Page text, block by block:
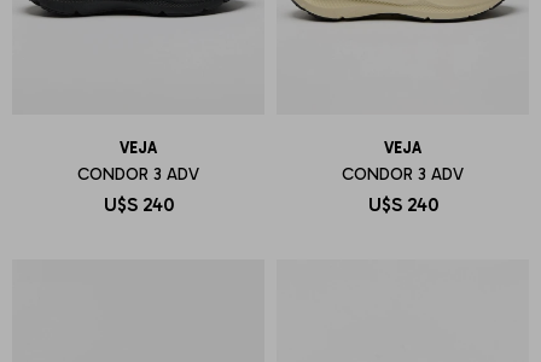
VEJA
CONDOR 3 ADV
U$S 240
VEJA
CONDOR 3 ADV
U$S 240